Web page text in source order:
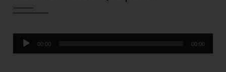
Audio
Player
00:00 00:00